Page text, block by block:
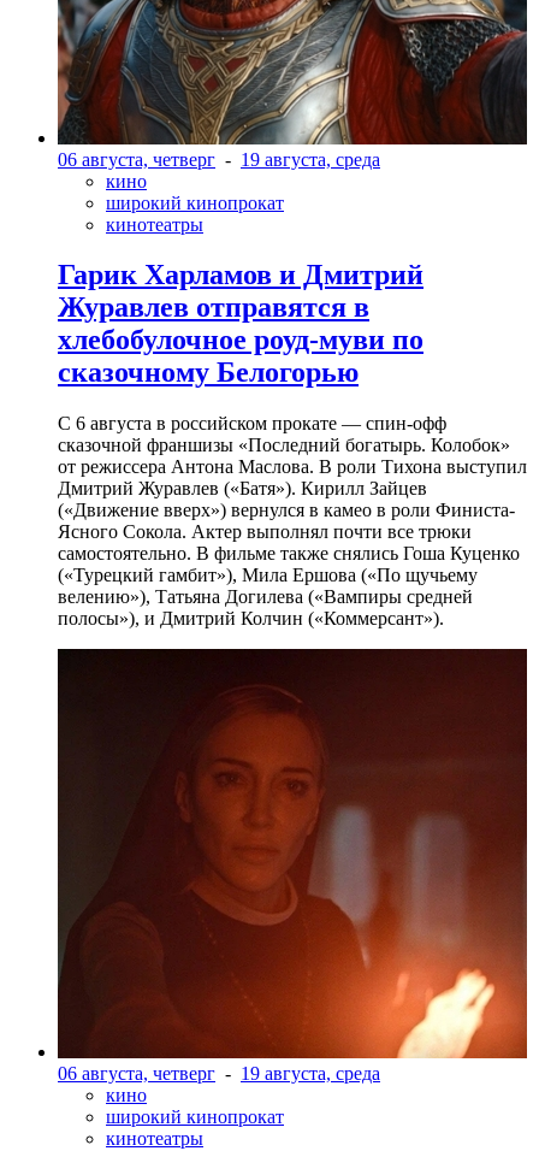
06 августа, четверг - 19 августа, среда
кино
широкий кинопрокат
кинотеатры
Гарик Харламов и Дмитрий
Журавлев отправятся в
хлебобулочное роуд-муви по
сказочному Белогорью
С 6 августа в российском прокате — спин-офф
сказочной франшизы «Последний богатырь. Колобок»
от режиссера Антона Маслова. В роли Тихона выступил
Дмитрий Журавлев («Батя»). Кирилл Зайцев
(«Движение вверх») вернулся в камео в роли Финиста-
Ясного Сокола. Актер выполнял почти все трюки
самостоятельно. В фильме также снялись Гоша Куценко
(«Турецкий гамбит»), Мила Ершова («По щучьему
велению»), Татьяна Догилева («Вампиры средней
полосы»), и Дмитрий Колчин («Коммерсант»).
06 августа, четверг - 19 августа, среда
кино
широкий кинопрокат
кинотеатры